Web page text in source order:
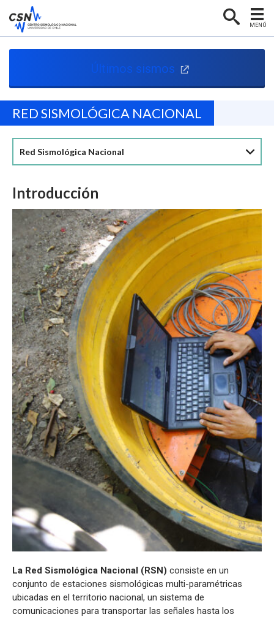
MENÚ
PORTADA
CENTRO SISMOLÓGICO
RED SISMOLÓGICA
SISMOLOGÍA EN CHILE
NOTICIAS
Últimos sismos
RED SISMOLÓGICA NACIONAL
Red Sismológica Nacional
Introducción
La Red Sismológica Nacional (RSN) consiste en un
conjunto de estaciones sismológicas multi-paramétricas
ubicadas en el territorio nacional, un sistema de
comunicaciones para transportar las señales hasta los